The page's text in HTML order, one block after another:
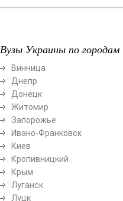
Вузы Украины по городам
Винница
Днепр
Донецк
Житомир
Запорожье
Ивано-Франковск
Киев
Кропивницкий
Крым
Луганск
Луцк